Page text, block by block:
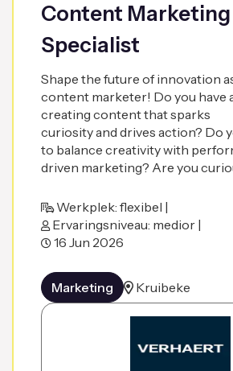
Content Marketing
Specialist
Shape the future of innovation
content marketer! Do you have
creating content that sparks
curiosity and drives action? Do
to balance creativity with
driven marketing? Are you
Werkplek: flexibel |
Ervaringsniveau: medior |
16 Jun 2026
Marketing Kruibeke